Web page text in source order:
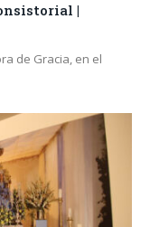
|
de Gracia, en el